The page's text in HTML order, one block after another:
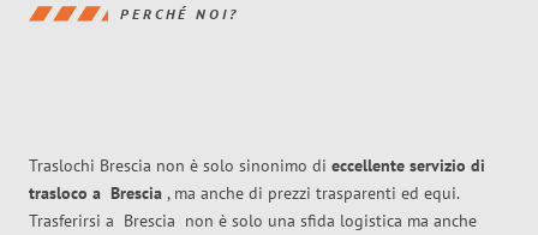
PERCHÉ NOI?
Traslochi Brescia non è solo sinonimo di eccellente servizio di
trasloco a Brescia , ma anche di prezzi trasparenti ed equi.
Trasferirsi a Brescia non è solo una sfida logistica ma anche